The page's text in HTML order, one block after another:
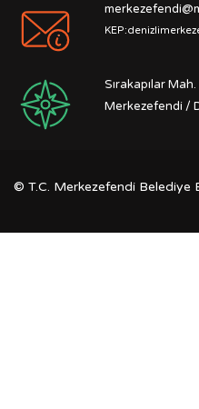
Sırakapılar
Merkezefendi /
© T.C. Merkezefendi Belediye